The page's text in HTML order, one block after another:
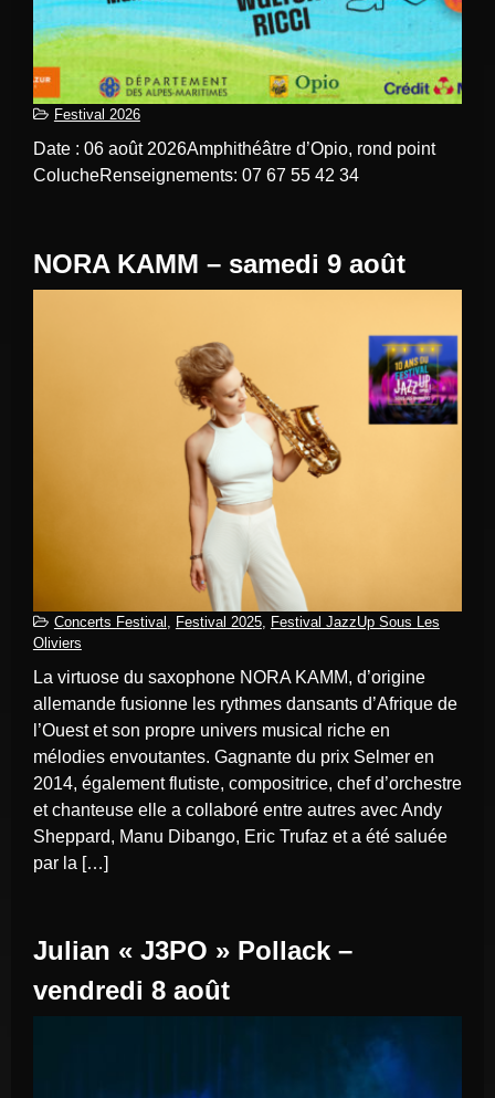
Festival 2026
Date : 06 août 2026Amphithéâtre d’Opio, rond point
ColucheRenseignements: 07 67 55 42 34
NORA KAMM – samedi 9 août
Concerts Festival Festival 2025, Festival JazzUp Sous Les
Oliviers
la virtuose du saxophone NORA KAMM, d’origine
allemande fusionne les rythmes dansants d’Afrique de
l’Ouest et son propre univers musical riche en
mélodies envoutantes. Gagnante du prix Selmer en
2014, également flutiste, compositrice, chef d’orchestre
et chanteuse elle a collaboré entre autres avec Andy
Sheppard, Manu Dibango, Eric Trufaz et a été saluée
par la […]
Julian « J3PO » Pollack –
vendredi 8 août